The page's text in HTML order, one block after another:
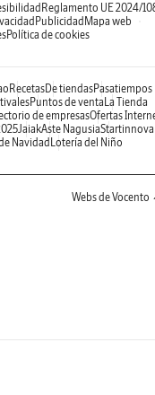
Reglamento UE 2024/
Publicidad Mapa web
Política de cookies
RecetasDe tiendasPasatiempos
Puntos de venta La Tienda
de empresasOfertas
JaiakAste NagusiaStartinnova
Navidad Lotería del Niño
Webs de Vocento